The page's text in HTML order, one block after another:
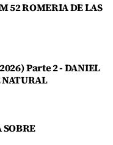
52 ROMERIA DE LAS
Parte 2 - DANIEL
NATURAL
SOBRE